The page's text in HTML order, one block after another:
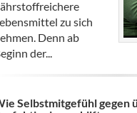
zu sich
Denn ab
der...
Selbstmitgefühl gegen